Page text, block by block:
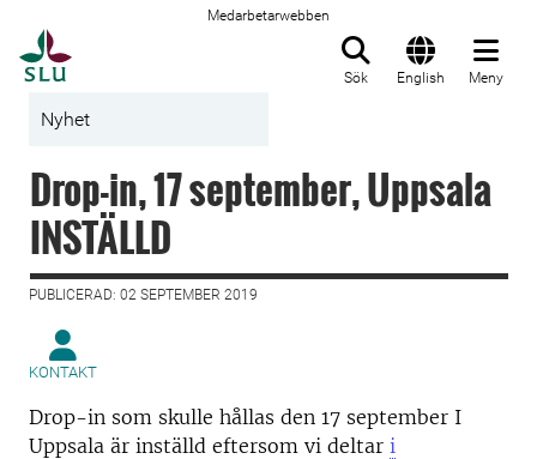
Medarbetarwebben
Sök English Meny
Nyhet
Drop-in, 17 september, Uppsala
INSTÄLLD
PUBLICERAD: 02 SEPTEMBER 2019
KONTAKT
Drop-in som skulle hållas den 17 september I
Uppsala är inställd eftersom vi deltar i